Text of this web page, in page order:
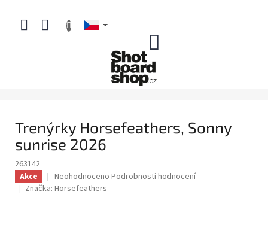
obsah
Trenýrky Horsefeathers, Sonny
sunrise 2026
263142
Akce
Průměrné
hodnocení
Neohodnoceno Podrobnosti hodnocení
Značka: Horsefeathers